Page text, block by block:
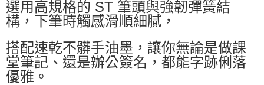
選用高規格的 ST 筆頭與強韌彈簧結
構，下筆時觸感滑順細膩，
搭配速乾不髒手油墨，讓你無論是做課
堂筆記、還是辦公簽名，都能字跡俐落
優雅。